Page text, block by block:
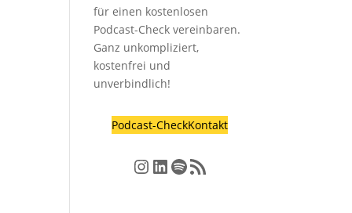
für einen kostenlosen
Podcast-Check vereinbaren.
Ganz unkompliziert,
kostenfrei und
unverbindlich!
Podcast-CheckKontakt
Instagram
LinkedIn
Spotify
RSS-Feed